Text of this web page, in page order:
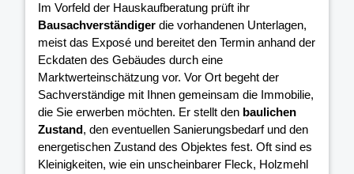
Im Vorfeld der Hauskaufberatung prüft ihr
Bausachverständiger die vorhandenen Unterlagen,
meist das Exposé und bereitet den Termin anhand der
Eckdaten des Gebäudes durch eine
Marktwerteinschätzung vor. Vor Ort begeht der
Sachverständige mit Ihnen gemeinsam die Immobilie,
die Sie erwerben möchten. Er stellt den baulichen
Zustand, den eventuellen Sanierungsbedarf und den
energetischen Zustand des Objektes fest. Oft sind es
Kleinigkeiten, wie ein unscheinbarer Fleck, Holzmehl